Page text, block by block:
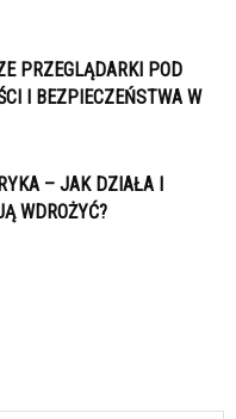
PRZEGLĄDARKI POD
I BEZPIECZEŃSTWA W
– JAK DZIAŁA I
WDROŻYĆ?